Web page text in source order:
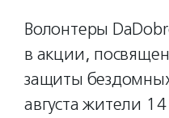
Волонтеры
в акции,
защиты
августа жители